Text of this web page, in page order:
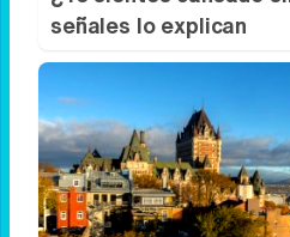
Señales de agotamiento